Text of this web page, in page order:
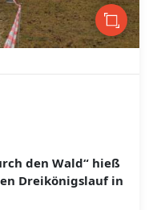
den Wald“ hieß
Dreikönigslauf in